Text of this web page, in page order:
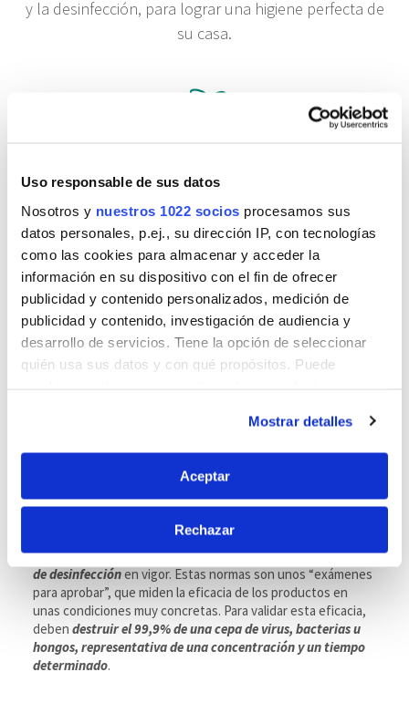
Uso responsable de sus datos
Nosotros y nuestros 1022 socios procesamos sus
datos personales, p.ej., su dirección IP, con tecnologías
como las cookies para almacenar y acceder la
información en su dispositivo con el fin de ofrecer
publicidad y contenido personalizados, medición de
publicidad y contenido, investigación de audiencia y
desarrollo de servicios. Tiene la opción de seleccionar
quién usa sus datos y con qué propósitos. Puede
Si lo permite, también quisiéramos:
Recopilar información sobre su ubicación
Identificar su dispositivo analizándolo activamente
para buscar características específicas (huellas
digitales)
Obtenga más información sobre cómo se procesan sus
datos personales y establezca sus preferencias en la
Mostrar detalles
Aceptar
Rechazar
y la desinfección, para lograr una higiene perfecta de
su casa.
Limpieza
Con SANYTOL se acaba trabajar el doble. Contrariamente a
lo que ocurre con el cloro, que solo desinfecta, los
productos SANYTOL tienen unaeficacia demostrada sobre
todo tipo de suciedad: grasa, cal, restos de jabón…
Encontrará seguro el producto que usted busca, para
obtener unassuperficies limpias y brillantes con un solo
gesto.
Desinfección
Todas las fórmulas SANYTOL se prueban en un Laboratorio
de Microbiología independiente, según lasnormas europeas
de desinfecciónen vigor. Estas normas son unos “exámenes
para aprobar”, que miden la eficacia de los productos en
unas condiciones muy concretas. Para validar esta eficacia,
deben destruir el 99,9% de una cepa de virus, bacterias u
hongos, representativa de una concentración y un tiempo
determinado.